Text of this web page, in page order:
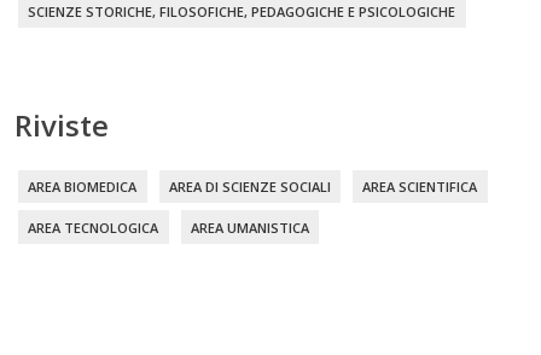
SCIENZE STORICHE, FILOSOFICHE, PEDAGOGICHE E PSICOLOGICHE
Riviste
AREA BIOMEDICA AREA DI SCIENZE SOCIALI AREA SCIENTIFICA
AREA TECNOLOGICA AREA UMANISTICA